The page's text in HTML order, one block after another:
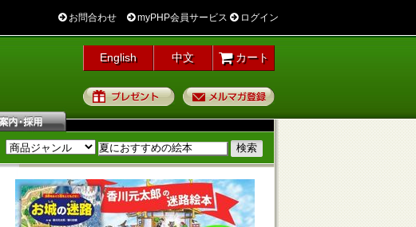
お問合わせ myPHP会員サービス ログイン
English 中文 カート
プレゼント